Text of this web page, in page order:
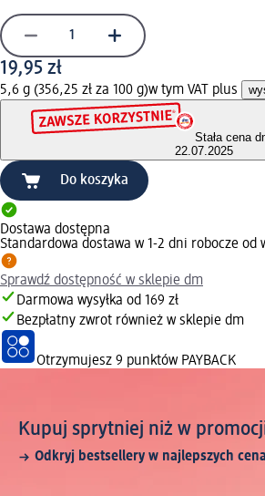
19,95 zł
5,6 g (356,25 zł za 100 g)w tym VAT plus
Stała cena
22.07.2025
Do koszyka
Dostawa dostępna
Standardowa dostawa w 1-2 dni robocze od
Sprawdź dostępność w sklepie dm
Darmowa wysyłka od 169 zł
Bezpłatny zwrot również w sklepie dm
Otrzymujesz 9 punktów PAYBACK
Kupuj sprytniej niż w
Odkryj bestsellery w najlepszych